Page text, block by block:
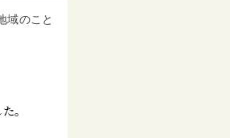
域のこと
。